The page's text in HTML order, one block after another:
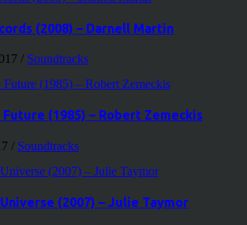
(2008) – Darnell Martin
/ Soundtracks
(1985) – Robert Zemeckis
/ Soundtracks
(2007) – Julie Taymor